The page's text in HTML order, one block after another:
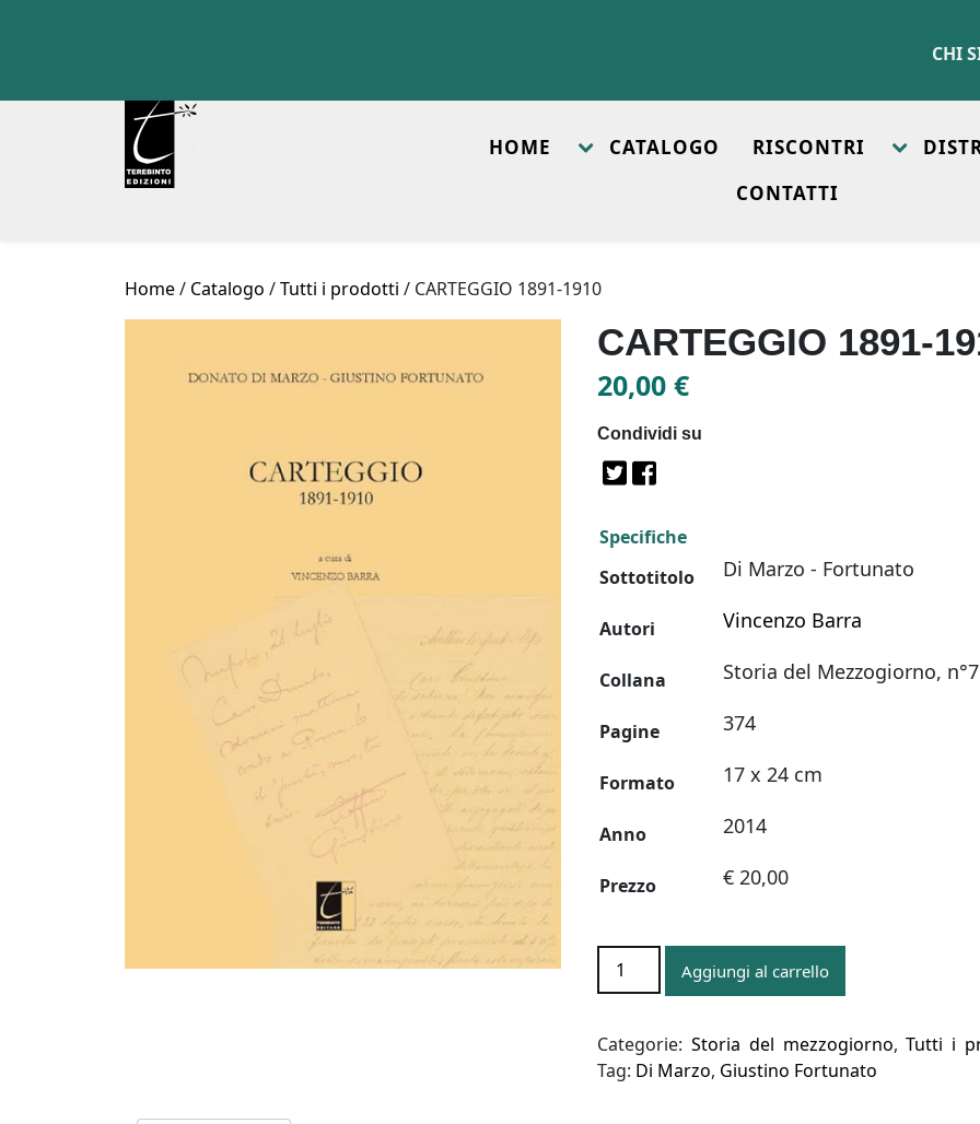
CHI
HOME CATALOGO RISCONTRI
CONTATTI
Home/ Catalogo /Tutti i prodotti / CARTEGGIO 1891-1910
CARTEGGIO 1891-
20,00€
Condividi su
Specifiche
Sottotitolo
Di Marzo - Fortunato
Autori Vincenzo Barra
Collana Storia del Mezzogiorno, n°7
Pagine 374
Formato 17 x 24 cm
Anno 2014
Prezzo € 20,00
CARTEGGIO
1891-
quantità
Aggiungi al carrello
Categorie: Storia del mezzogiorno,Tutti i
Tag: Di Marzo, Giustino Fortunato